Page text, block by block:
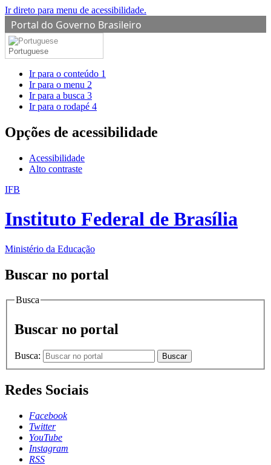
Ir direto para menu de acessibilidade.
Portal do Governo Brasileiro
Portuguese
Ir para o conteúdo 1
Ir para o menu 2
Ir para a busca 3
Ir para o rodapé 4
Opções de acessibilidade
Acessibilidade
Alto contraste
IFB
Instituto Federal de Brasília
Ministério da Educação
Buscar no portal
Busca
Buscar no portal
Busca: Buscar
Redes Sociais
Facebook
Twitter
YouTube
Instagram
RSS